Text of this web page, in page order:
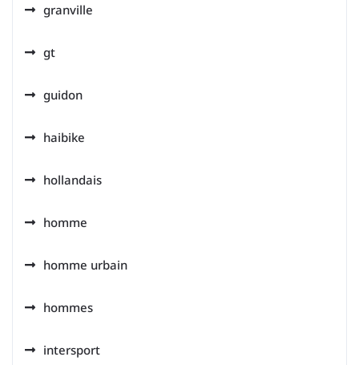
granville
gt
guidon
haibike
hollandais
homme
homme urbain
hommes
intersport